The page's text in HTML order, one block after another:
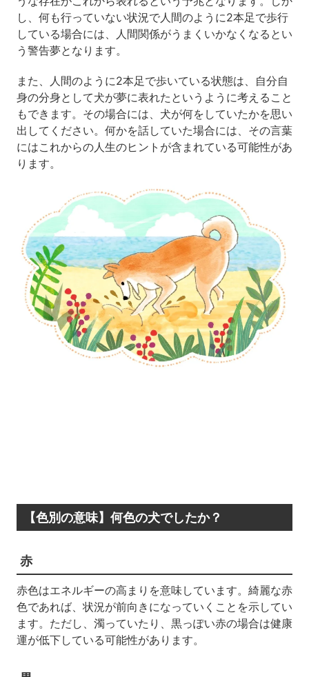
し、何も行っていない状況で人間のように2本足で歩行
している場合には、人間関係がうまくいかなくなるとい
う警告夢となります。
また、人間のように2本足で歩いている状態は、自分自
身の分身として犬が夢に表れたというように考えること
もできます。その場合には、犬が何をしていたかを思い
出してください。何かを話していた場合には、その言葉
にはこれからの人生のヒントが含まれている可能性があ
ります。
【色別の意味】何色の犬でしたか？
赤
赤色はエネルギーの高まりを意味しています。綺麗な赤
色であれば、状況が前向きになっていくことを示してい
ます。ただし、濁っていたり、黒っぽい赤の場合は健康
運が低下している可能性があります。